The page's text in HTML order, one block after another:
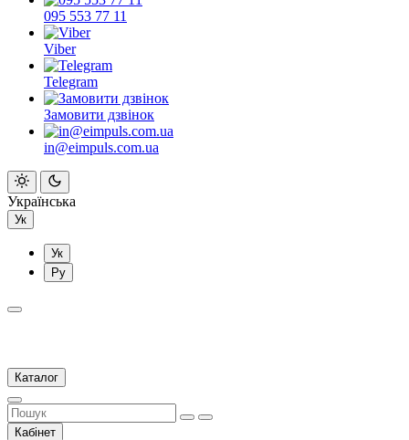
095 553 77 11
Viber
Telegram
Замовити дзвінок
in@eimpuls.com.ua
Українська
Ук
Ук
Ру
Каталог
Кабінет